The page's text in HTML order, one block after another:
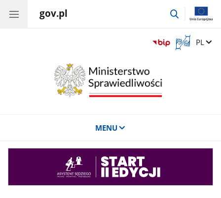
gov.pl
przejdź
Otwórz
okno
Zmień
PL
MENU